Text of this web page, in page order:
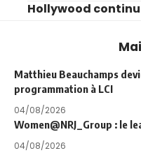
Hollywood
Matthieu Beauchamps
programmation à LCI
04/08/2026
Women@NRJ_Group : le
04/08/2026